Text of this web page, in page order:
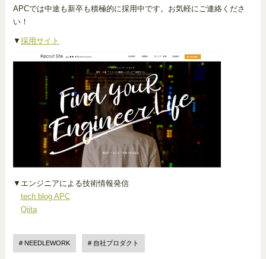
APCでは中途も新卒も積極的に採用中です。お気軽にご連絡くださ
い！
▼ 採用サイト
▼エンジニアによる技術情報発信
tech blog APC
Qiita
NEEDLEWORK 自社プロダクト